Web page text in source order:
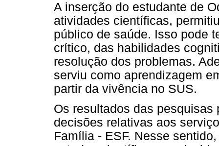
A inserção do estudante de
atividades científicas,
público de saúde. Isso pode
crítico, das habilidades
resolução dos problemas.
serviu como aprendizagem
partir da vivência no SUS.
Os resultados das pesquisas
decisões relativas aos
Família - ESF. Nesse